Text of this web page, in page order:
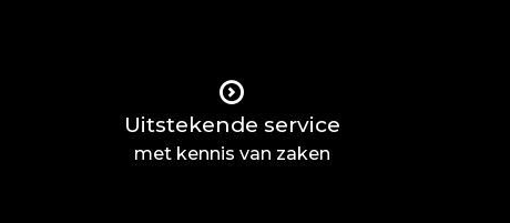
Uitstekende service
met kennis van zaken